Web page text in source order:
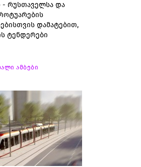
რუსთაველსა და
დამატებით,
ტენდერები
ამბები